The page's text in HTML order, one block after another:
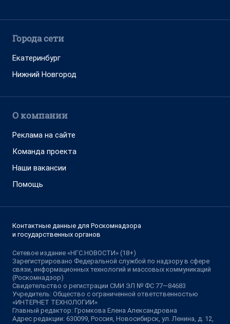
Города сети
Екатеринбург
Нижний Новгород
О компании
Реклама на сайте
Команда проекта
Наши вакансии
Помощь
Контактные данные для Роскомнадзора
и государственных органов
Сетевое издание «НГС.НОВОСТИ» (18+)
Зарегистрировано Федеральной службой по надзору в сфере
связи, информационных технологий и массовых коммуникаций
(Роскомнадзор)
Свидетельство о регистрации СМИ ЭЛ № ФС 77—84683
Учредитель: Общество с ограниченной ответственностью
«ИНТЕРНЕТ ТЕХНОЛОГИИ»
Главный редактор: Громкова Елена Александровна
Адрес редакции: 630099, Россия, Новосибирск, ул. Ленина, д. 12,